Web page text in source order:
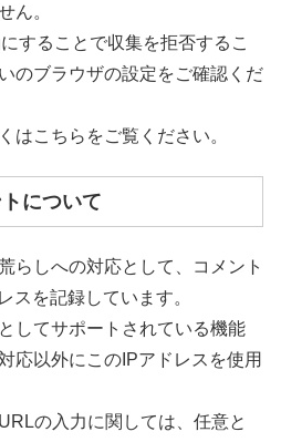
ん。
することで収集を拒否するこ
のブラウザの設定をご確認くだ
はこちらをご覧ください。
について
らしへの対応として、コメント
スを記録しています。
してサポートされている機能
応以外にこのIPアドレスを使用
の入力に関しては、任意と